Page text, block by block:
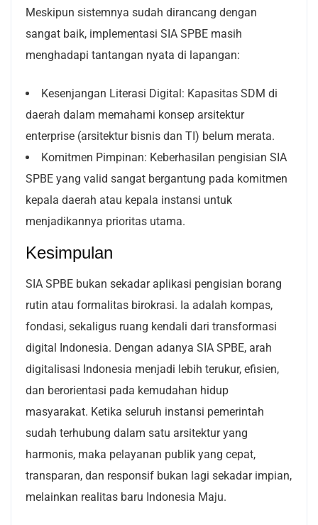
Meskipun sistemnya sudah dirancang dengan
sangat baik, implementasi SIA SPBE masih
menghadapi tantangan nyata di lapangan:
Kesenjangan Literasi Digital: Kapasitas SDM di
daerah dalam memahami konsep arsitektur
enterprise (arsitektur bisnis dan TI) belum merata.
Komitmen Pimpinan: Keberhasilan pengisian SIA
SPBE yang valid sangat bergantung pada komitmen
kepala daerah atau kepala instansi untuk
menjadikannya prioritas utama.
Kesimpulan
SIA SPBE bukan sekadar aplikasi pengisian borang
rutin atau formalitas birokrasi. Ia adalah kompas,
fondasi, sekaligus ruang kendali dari transformasi
digital Indonesia. Dengan adanya SIA SPBE, arah
digitalisasi Indonesia menjadi lebih terukur, efisien,
dan berorientasi pada kemudahan hidup
masyarakat. Ketika seluruh instansi pemerintah
sudah terhubung dalam satu arsitektur yang
harmonis, maka pelayanan publik yang cepat,
transparan, dan responsif bukan lagi sekadar impian,
melainkan realitas baru Indonesia Maju.